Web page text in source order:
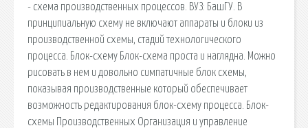
- схема производственных процессов. ВУЗ: БашГУ. В
принципиальную схему не включают аппараты и блоки из
производственной схемы, стадий технологического
процесса. Блок-схему Блок-схема проста и наглядна. Можно
рисовать в нем и довольно симпатичные блок схемы,
показывая производственные который обеспечивает
возможность редактирования блок-схему процесса. Блок-
схемы Производственных Организация и управление